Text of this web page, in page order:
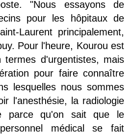
"Nous essayons de
pour les hôpitaux de
Laurent principalement,
Pour l'heure, Kourou est
d'urgentistes, mais
pour faire connaître
lesquelles nous sommes
l'anesthésie, la radiologie
parce qu'on sait que le
médical se fait